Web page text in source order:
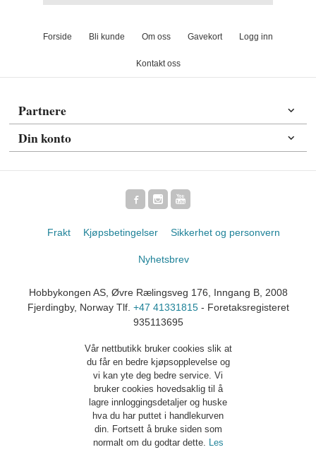
Forside Bli kunde Om oss Gavekort Logg inn
Kontakt oss
Partnere
Din konto
Frakt Kjøpsbetingelser Sikkerhet og personvern
Nyhetsbrev
Hobbykongen AS, Øvre Rælingsveg 176, Inngang B, 2008
Fjerdingby, Norway Tlf. +47 41331815- Foretaksregisteret
935113695
Vår nettbutikk bruker cookies slik at
du får en bedre kjøpsopplevelse og
vi kan yte deg bedre service. Vi
bruker cookies hovedsaklig til å
lagre innloggingsdetaljer og huske
hva du har puttet i handlekurven
din. Fortsett å bruke siden som
normalt om du godtar dette. Les